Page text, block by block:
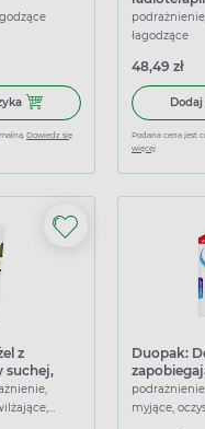
30 ml
Dodaj do koszyka Ducray
Dowiedz się
150 ml
łagodzące
48,49 zł
Podana cena jest
więcej
z
suchej,
Duopak:
włosów, 2
myjące,